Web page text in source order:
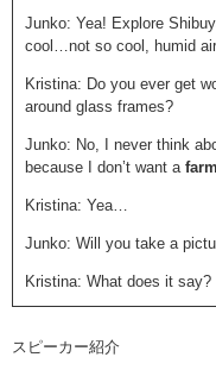
Junko: Yea! Explore
cool…not so cool, humid air
Kristina: Do you ever get
around glass frames?
Junko: No, I never think
because I don’t want a
Kristina: Yea…
Junko: Will you take a
Kristina: What does it say?
Kristina: Skateboarding!
スピーカー紹介